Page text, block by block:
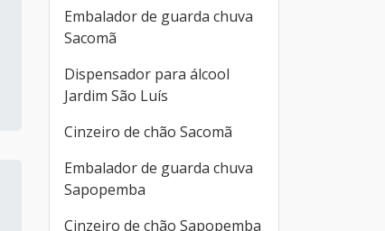
Embalador de guarda chuva
Sacomã
Dispensador para álcool
Jardim São Luís
Cinzeiro de chão Sacomã
Embalador de guarda chuva
Sapopemba
Cinzeiro de chão Sapopemba